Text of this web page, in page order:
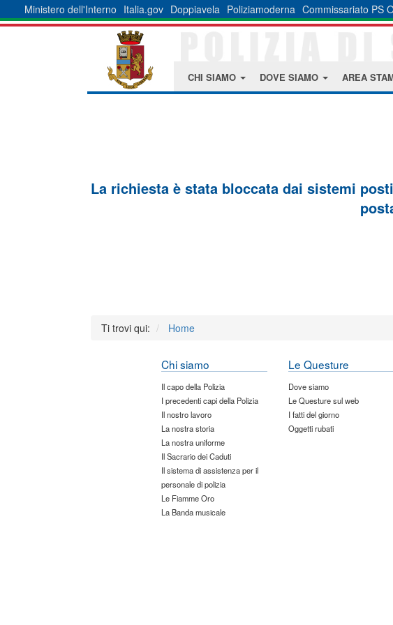
Ministero dell'Interno Italia.gov Doppiavela Poliziamoderna Commissariato PS
CHI SIAMO DOVE SIAMO AREA
La richiesta è stata bloccata dai sistemi
Ti trovi qui: Home
Chi siamo
Il capo della Polizia
I precedenti capi della Polizia
Il nostro lavoro
La nostra storia
La nostra uniforme
Il Sacrario dei Caduti
Il sistema di assistenza per il
personale di polizia
Le Fiamme Oro
La Banda musicale
Le Questure
Dove siamo
Le Questure sul web
I fatti del giorno
Oggetti rubati